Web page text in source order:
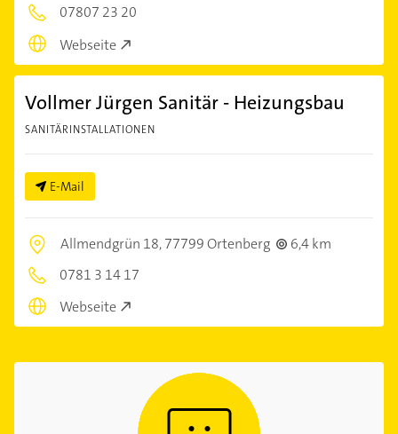
07807 23 20
Webseite
Vollmer Jürgen Sanitär - Heizungsbau
SANITÄRINSTALLATIONEN
E-Mail
Allmendgrün 18,77799 Ortenberg
6,4 km
0781 3 14 17
Webseite